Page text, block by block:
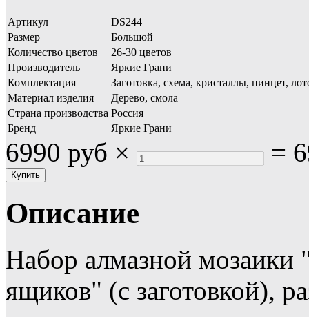
Артикул
DS244
Размер
Большой
Количество цветов
26-30 цветов
Производитель
Яркие Грани
Комплектация
Заготовка, схема, кристаллы, пинцет,
Материал изделия
Дерево, смола
Страна производства Россия
Бренд
Яркие Грани
6990 руб × =
Описание
Набор алмазной
ящиков" (с заготовкой),